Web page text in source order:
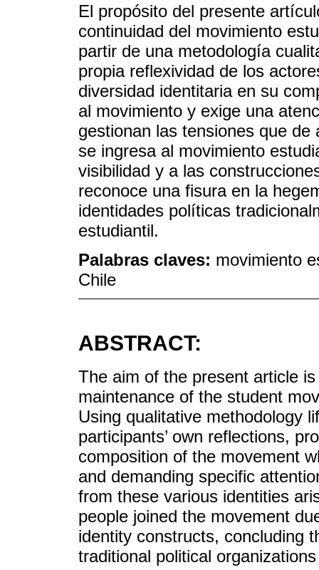
El propósito del presente
continuidad del movimiento
partir de una metodología
propia reflexividad de los
diversidad identitaria en su
al movimiento y exige una
gestionan las tensiones que
se ingresa al movimiento
visibilidad y a las
reconoce una fisura en la
identidades políticas
estudiantil.
Palabras claves: movimiento
Chile
ABSTRACT:
The aim of the present article
maintenance of the student
Using qualitative methodology
participants’ own reflections,
composition of the movement
and demanding specific
from these various identities
people joined the movement
identity constructs, concluding
traditional political